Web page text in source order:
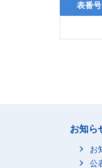
表番号
お知ら
お
公